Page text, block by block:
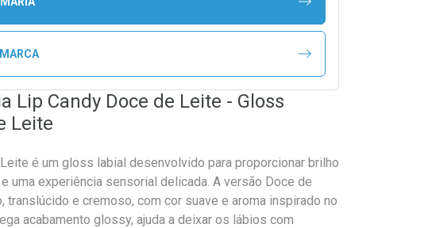
Lip Candy Doce de Leite - Gloss
Leite
é um gloss labial desenvolvido para proporcionar brilho
uma experiência sensorial delicada. A versão Doce de
translúcido e cremoso, com cor suave e aroma inspirado no
acabamento glossy, ajuda a deixar os lábios com